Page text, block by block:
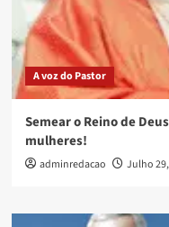
A voz do Pastor
Semear o Reino de
mulheres!
adminredacao Julho